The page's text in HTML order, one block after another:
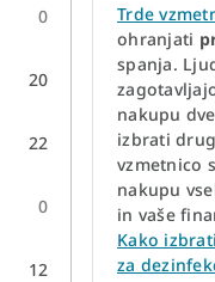
0
20
22
0
12
Trde
ohranjati
spanja.
nakupu
izbrati
vzmetnico
nakupu
in vaše
Kako
za